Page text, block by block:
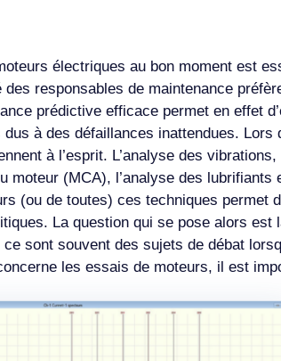
électriques au bon moment est
des responsables de maintenance
prédictive efficace permet en effet
dus à des défaillances inattendues.
à l’esprit. L’analyse des
moteur (MCA), l’analyse des
(ou de toutes) ces techniques permet
La question qui se pose alors
sont souvent des sujets de débat
les essais de moteurs, il est